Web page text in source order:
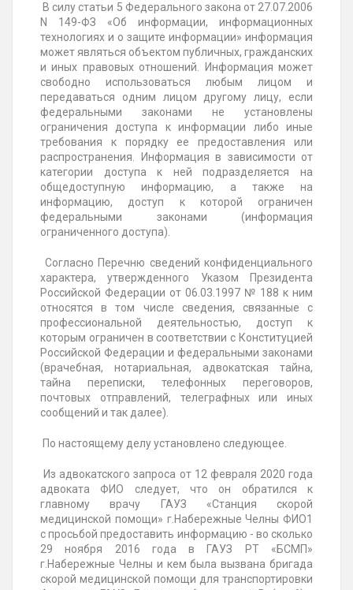
В силу статьи 5 Федерального закона от 27.07.2006
N 149-ФЗ «Об информации, информационных
технологиях и о защите информации» информация
может являться объектом публичных, гражданских
и иных правовых отношений. Информация может
свободно использоваться любым лицом и
передаваться одним лицом другому лицу, если
федеральными законами не установлены
ограничения доступа к информации либо иные
требования к порядку ее предоставления или
распространения. Информация в зависимости от
категории доступа к ней подразделяется на
общедоступную информацию, а также на
информацию, доступ к которой ограничен
федеральными законами (информация
ограниченного доступа).
Согласно Перечню сведений конфиденциального
характера, утвержденного Указом Президента
Российской Федерации от 06.03.1997 № 188 к ним
относятся в том числе сведения, связанные с
профессиональной деятельностью, доступ к
которым ограничен в соответствии с Конституцией
Российской Федерации и федеральными законами
(врачебная, нотариальная, адвокатская тайна,
тайна переписки, телефонных переговоров,
почтовых отправлений, телеграфных или иных
сообщений и так далее).
По настоящему делу установлено следующее.
Из адвокатского запроса от 12 февраля 2020 года
адвоката ФИО следует, что он обратился к
главному врачу ГАУЗ «Станция скорой
медицинской помощи» г.Набережные Челны ФИО1
с просьбой предоставить информацию - во сколько
29 ноября 2016 года в ГАУЗ РТ «БСМП»
г.Набережные Челны и кем была вызвана бригада
скорой медицинской помощи для транспортировки